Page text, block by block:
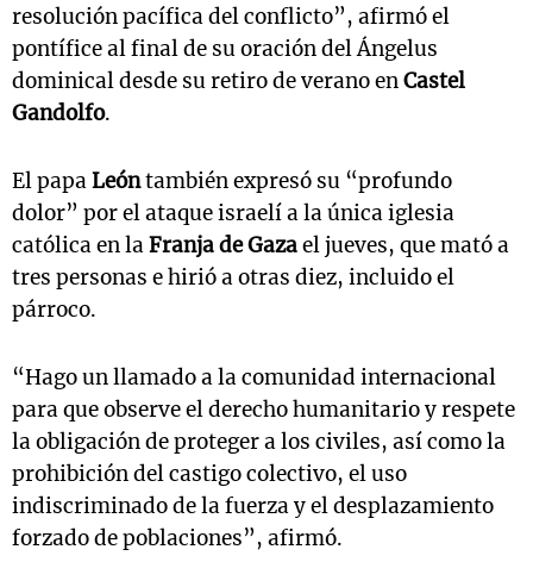
resolución pacífica del conflicto”, afirmó el
pontífice al final de su oración del Ángelus
dominical desde su retiro de verano enCastel
Gandolfo.
El papaLeóntambién expresó su “profundo
dolor” por el ataque israelí a la única iglesia
católica en laFranja de Gazael jueves, que mató a
tres personas e hirió a otras diez, incluido el
párroco.
“Hago un llamado a la comunidad internacional
para que observe el derecho humanitario y respete
la obligación de proteger a los civiles, así como la
prohibición del castigo colectivo, el uso
indiscriminado de la fuerza y el desplazamiento
forzado de poblaciones”, afirmó.